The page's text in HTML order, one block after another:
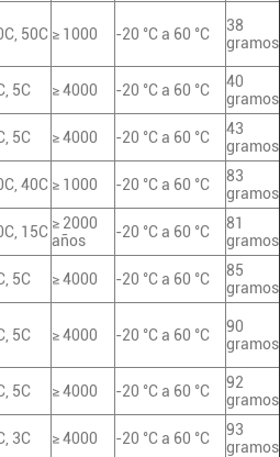
50C ≥ 1000 -20 °C a 60 °C
38
gramos
5C ≥ 4000 -20 °C a 60 °C
40
gramos
5C ≥ 4000 -20 °C a 60 °C
43
gramos
40C ≥ 1000 -20 °C a 60 °C
83
gramos
15C ≥ 2000
años
-20 °C a 60 °C
81
gramos
5C ≥ 4000 -20 °C a 60 °C
85
gramos
5C ≥ 4000 -20 °C a 60 °C
90
gramos
5C ≥ 4000 -20 °C a 60 °C
92
gramos
3C ≥ 4000 -20 °C a 60 °C
93
gramos